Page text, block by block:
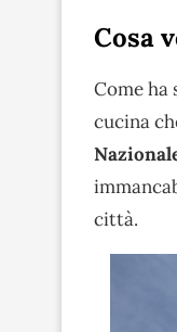
Cosa
Come ha
cucina
città.